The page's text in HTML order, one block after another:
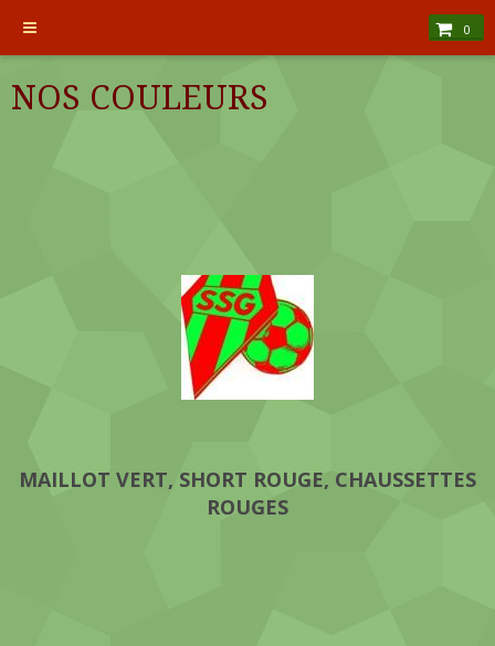
0
NOS COULEURS
MAILLOT VERT, SHORT ROUGE, CHAUSSETTES
ROUGES